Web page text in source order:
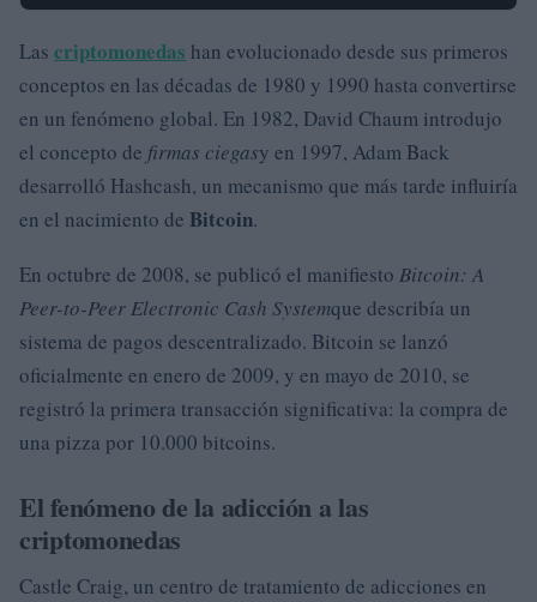
Las criptomonedas han evolucionado desde sus primeros
conceptos en las décadas de 1980 y 1990 hasta convertirse
en un fenómeno global. En 1982, David Chaum introdujo
el concepto de firmas ciegasy en 1997, Adam Back
desarrolló Hashcash, un mecanismo que más tarde influiría
en el nacimiento de Bitcoin.
En octubre de 2008, se publicó el manifiesto Bitcoin: A
Peer-to-Peer Electronic Cash Systemque describía un
sistema de pagos descentralizado. Bitcoin se lanzó
oficialmente en enero de 2009, y en mayo de 2010, se
registró la primera transacción significativa: la compra de
una pizza por 10.000 bitcoins.
El fenómeno de la adicción a las
criptomonedas
Castle Craig, un centro de tratamiento de adicciones en